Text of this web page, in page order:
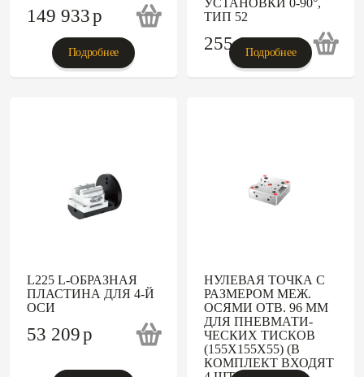
149 933p
Подробнее
УСТАНОВКИ 0-90°,
ТИП 52
255 050p
Подробнее
L225 L-ОБРАЗНАЯ
ПЛАСТИНА ДЛЯ 4-Й
ОСИ
53 209p
НУЛЕВАЯ ТОЧКА С
РАЗМЕРОМ МЕЖ.
ОСЯМИ ОТВ. 96 ММ
ДЛЯ ПНЕВМАТИ-
ЧЕСКИХ ТИСКОВ
(155Х155Х55) (В
КОМПЛЕКТ ВХОДЯТ